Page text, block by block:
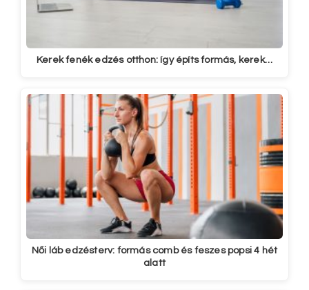
Kerek fenék edzés otthon: így építs formás, kerek…
Női láb edzésterv: formás comb és feszes popsi 4 hét
alatt